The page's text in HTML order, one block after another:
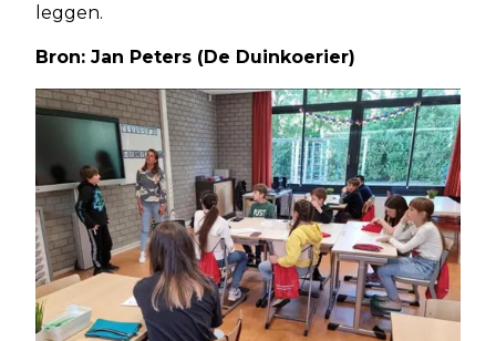
leggen.
Bron: Jan Peters (De Duinkoerier)